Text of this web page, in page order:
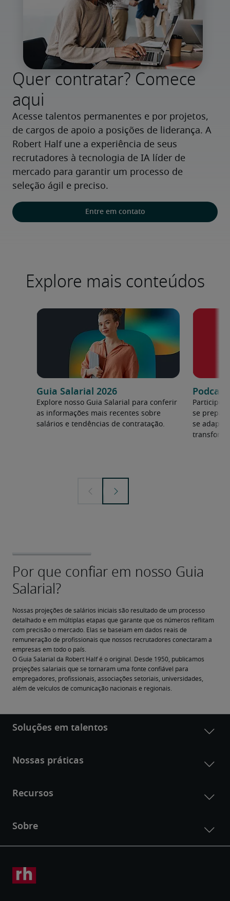
Quer contratar? Comece
aqui
Acesse talentos permanentes e por projetos,
de cargos de apoio a posições de liderança. A
Robert Half une a experiência de seus
recrutadores à tecnologia de IA líder de
mercado para garantir um processo de
seleção ágil e preciso.
Entre em contato
Explore mais conteúdos
Guia Salarial 2026
Explore nosso Guia Salarial para conferir
as informações mais recentes sobre
salários e tendências de contratação.
Participe
se
se
Nossas projeções de salários iniciais são resultado de um processo
detalhado e em múltiplas etapas que garante que os números reflitam
com precisão o mercado. Elas se baseiam em dados reais de
remuneração de profissionais que nossos recrutadores conectaram a
empresas em todo o país.
O Guia Salarial da Robert Half é o original. Desde 1950, publicamos
projeções salariais que se tornaram uma fonte confiável para
empregadores, profissionais, associações setoriais, universidades,
além de veículos de comunicação nacionais e regionais.